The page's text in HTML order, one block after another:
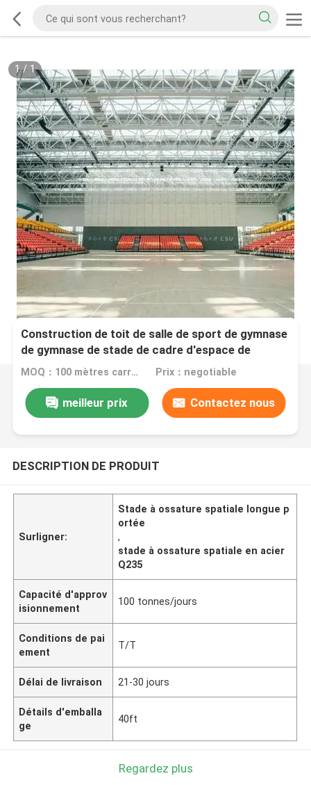
1/ 1
Construction de toit de salle de sport de gymnase
de gymnase de stade de cadre d'espace de
conception de longue envergure
MOQ：100 mètres carrés Prix：negotiable
meilleur prix Contactez nous
DESCRIPTION DE PRODUIT
Surligner:
Stade à ossature spatiale longue p
ortée
,
stade à ossature spatiale en acier
Q235
Capacité d'approv
isionnement
100 tonnes/jours
Conditions de pai
ement
T/T
Délai de livraison 21-30 jours
Détails d'emballa
ge
40ft
Regardez plus